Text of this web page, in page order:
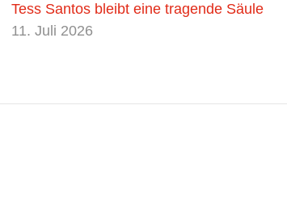
Tess Santos bleibt eine tragende Säule
11. Juli 2026